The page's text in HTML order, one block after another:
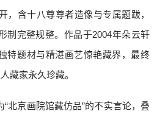
，含十八尊尊者造像与专属题跋，
制完整规整。作品于2004年朵云轩
特题材与精湛画艺惊艳藏界，最终
藏家永久珍藏。
北京画院馆藏仿品”的不实言论，叠